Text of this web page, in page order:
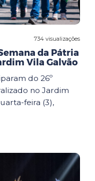
734 visualizações
da Pátria
Vila Galvão
do 26º
no Jardim
feira (3),